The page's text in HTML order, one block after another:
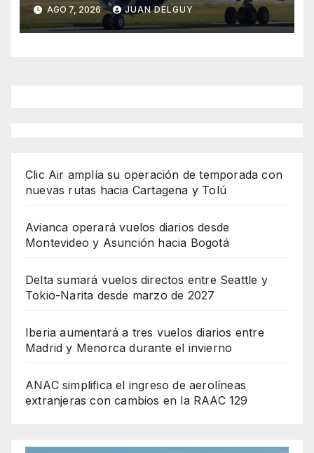
AGO 7, 2026 JUAN DELGUY
Clic Air amplía su operación de temporada con
nuevas rutas hacia Cartagena y Tolú
Avianca operará vuelos diarios desde
Montevideo y Asunción hacia Bogotá
Delta sumará vuelos directos entre Seattle y
Tokio-Narita desde marzo de 2027
Iberia aumentará a tres vuelos diarios entre
Madrid y Menorca durante el invierno
ANAC simplifica el ingreso de aerolíneas
extranjeras con cambios en la RAAC 129